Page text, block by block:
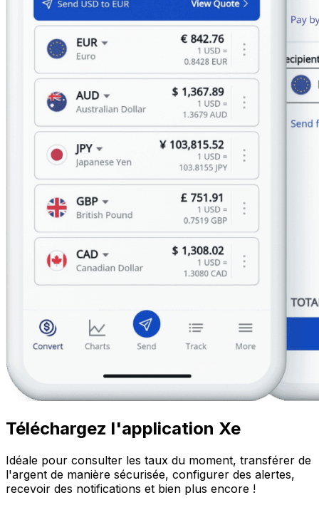
Téléchargez l'application Xe
Idéale pour consulter les taux du moment, transférer de
l'argent de manière sécurisée, configurer des alertes,
recevoir des notifications et bien plus encore !